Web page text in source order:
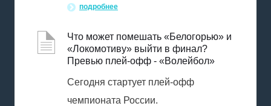
подробнее
Что может помешать «Белогорью» и
«Локомотиву» выйти в финал?
Превью плей-офф - «Волейбол»
Сегодня стартует плей-офф
чемпионата России.